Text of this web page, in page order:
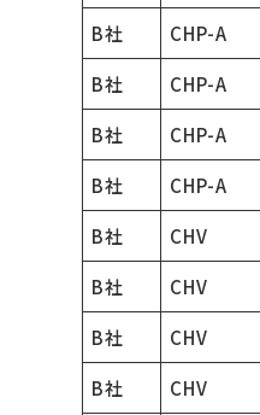
B社
CHP-A
B社
CHP-A
B社
CHP-A
B社
CHP-A
B社
CHV
B社
CHV
B社
CHV
B社
CHV